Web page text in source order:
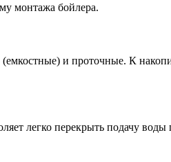
монтажа бойлера.
и проточные. К
легко перекрыть подачу